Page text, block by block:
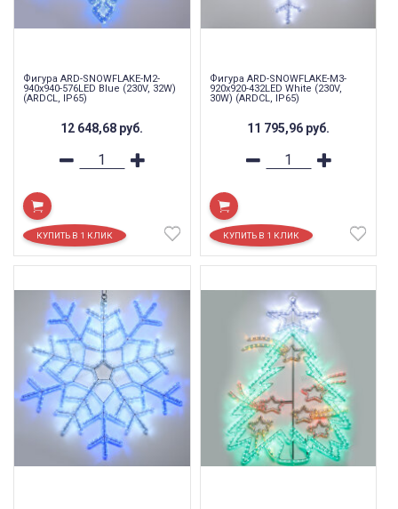
Фигура ARD-SNOWFLAKE-M2-
940x940-576LED Blue (230V, 32W)
(ARDCL, IP65)
12 648,68 руб.
Фигура ARD-SNOWFLAKE-M3-
920x920-432LED White (230V,
30W) (ARDCL, IP65)
11 795,96 руб.